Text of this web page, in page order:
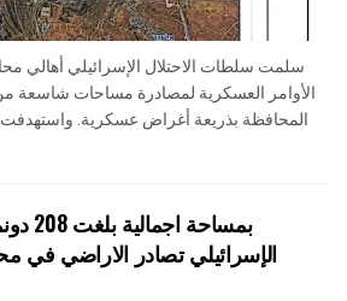
سلمت سلطات الاحتلال الإسرائيلي أهالي
الأوامر العسكرية لمصادرة مساحات شاسعة
المحافظة بذريعة أغراض عسكرية. واستهدفت
الإسرائيلي تصادر الاراضي